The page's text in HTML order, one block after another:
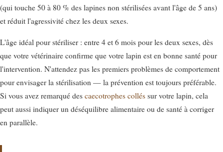
(qui touche 50 à 80 % des lapines non stérilisées avant l'âge de 5 ans)
et réduit l'agressivité chez les deux sexes.
L'âge idéal pour stériliser : entre 4 et 6 mois pour les deux sexes, dès
que votre vétérinaire confirme que votre lapin est en bonne santé pour
l'intervention. N'attendez pas les premiers problèmes de comportement
pour envisager la stérilisation — la prévention est toujours préférable.
Si vous avez remarqué des caecotrophes collés sur votre lapin, cela
peut aussi indiquer un déséquilibre alimentaire ou de santé à corriger
en parallèle.